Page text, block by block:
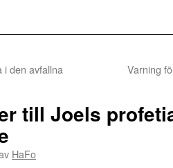
i den avfallna
Varning
till Joels
HaFo